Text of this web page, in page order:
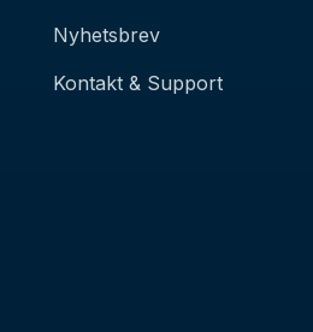
Nyhetsbrev
Kontakt & Support